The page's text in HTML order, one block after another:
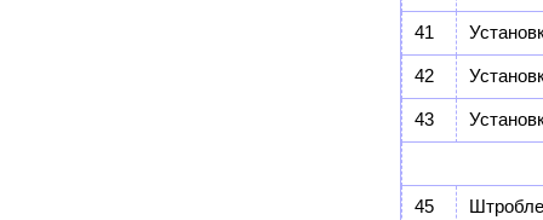
41
42
43
45